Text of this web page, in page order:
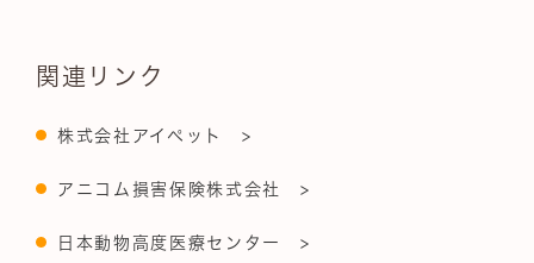
関連リンク
株式会社アイペット >
アニコム損害保険株式会社 >
日本動物高度医療センター >